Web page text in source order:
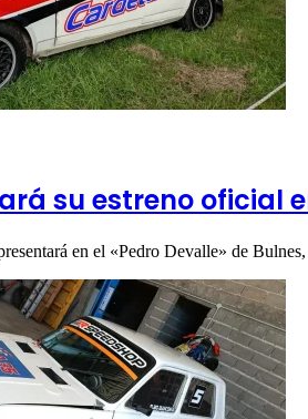
su estreno oficial
en el «Pedro Devalle» de